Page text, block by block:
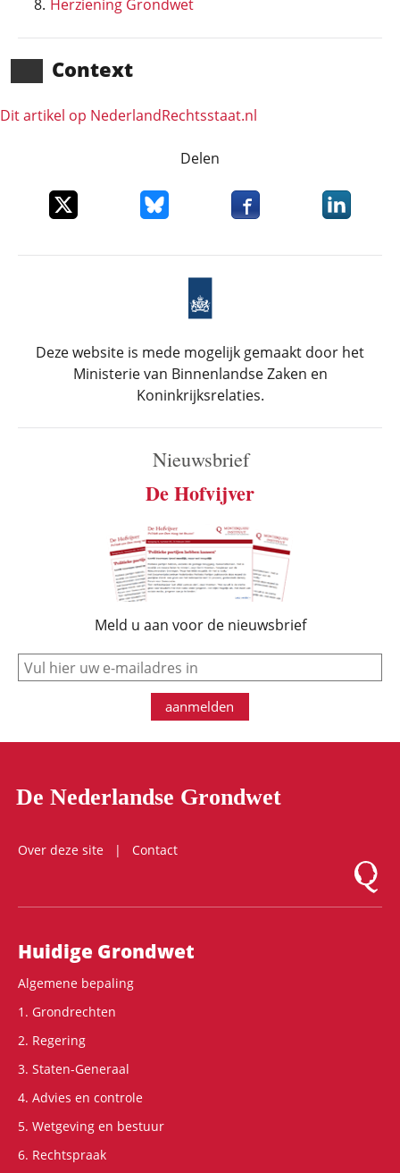
Herziening Grondwet
Context
Dit artikel op NederlandRechts­staat.nl
Delen
Deel dit item op XDeel dit item op Bluesky
Deel dit item opDeel dit
Deze website is mede mogelijk gemaakt door het
Ministerie van Binnenlandse Zaken en
Koninkrijksrelaties.
Nieuwsbrief
De Hofvijver
Meld u aan voor de nieuwsbrief
e-mail
aanmelden
De Nederlandse Grondwet
Over deze site
Contact
Logo
Hoofdnavigatie
Huidige Grondwet
Algemene bepaling
1. Grondrechten
2. Regering
3. Staten-Generaal
4. Advies en controle
5. Wetgeving en bestuur
6. Rechtspraak